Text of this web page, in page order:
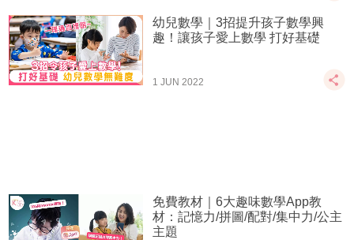
幼兒數學｜3招提升孩子數學興
趣！讓孩子愛上數學 打好基礎
1 JUN 2022
免費教材｜6大趣味數學App教
材：記憶力/拼圖/配對/集中力/公主
主題